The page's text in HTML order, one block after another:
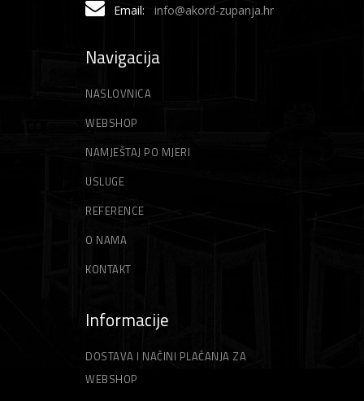
Email: info@akord-zupanja.hr
Navigacija
NASLOVNICA
WEBSHOP
NAMJEŠTAJ PO MJERI
USLUGE
REFERENCE
O NAMA
KONTAKT
Informacije
DOSTAVA I NAČINI PLAĆANJA ZA
WEBSHOP